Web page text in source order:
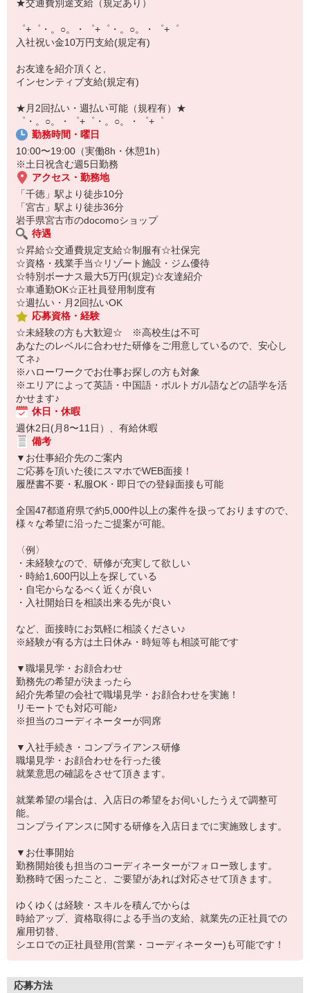
法人営業・アパレル販売・個別指導塾・人材紹介
▼人気案件も多数♪
短期・期間限定・オープニング・官公庁案件
上場/優良/大手企業など
【スマホ面接実施中】
￣￣￣￣￣￣￣￣￣
自宅に居ながらスマホでカンタン面接OK！
オンライン面談なのでスピード対応。
広く紹介可能♪
★交通費別途支給（規定あり）
゜+゜・。○。・゜+゜・。○。・゜+゜
入社祝い金10万円支給(規定有)
お友達を紹介頂くと,
インセンティブ支給(規定有)
★月2回払い・週払い可能（規程有）★
゜・。○。・゜+゜・。○。・゜+゜
勤務時間・曜日
10:00〜19:00（実働8h・休憩1h）
※土日祝含む週5日勤務
アクセス・勤務地
「千徳」駅より徒歩10分
「宮古」駅より徒歩36分
岩手県宮古市のdocomoショップ
待遇
☆昇給☆交通費規定支給☆制服有☆社保完
☆資格・残業手当☆リゾート施設・ジム優待
☆特別ボーナス最大5万円(規定)☆友達紹介
☆車通勤OK☆正社員登用制度有
☆週払い・月2回払いOK
応募資格・経験
☆未経験の方も大歓迎☆ ※高校生は不可
あなたのレベルに合わせた研修をご用意しているので、安心し
てネ♪
※ハローワークでお仕事お探しの方も対象
※エリアによって英語・中国語・ポルトガル語などの語学を活
かせます♪
休日・休暇
週休2日(月8〜11日）、有給休暇
備考
▼お仕事紹介先のご案内
ご応募を頂いた後にスマホでWEB面接！
履歴書不要・私服OK・即日での登録面接も可能
全国47都道府県で約5,000件以上の案件を扱っておりますので、
様々な希望に沿ったご提案が可能。
〈例〉
・未経験なので、研修が充実して欲しい
・時給1,600円以上を探している
・自宅からなるべく近くが良い
・入社開始日を相談出来る先が良い
など、面接時にお気軽に相談ください♪
※経験が有る方は土日休み・時短等も相談可能です
▼職場見学・お顔合わせ
勤務先の希望が決まったら
紹介先希望の会社で職場見学・お顔合わせを実施！
リモートでも対応可能♪
※担当のコーディネーターが同席
▼入社手続き・コンプライアンス研修
職場見学・お顔合わせを行った後
就業意思の確認をさせて頂きます。
就業希望の場合は、入店日の希望をお伺いしたうえで調整可
能。
コンプライアンスに関する研修を入店日までに実施致します。
▼お仕事開始
勤務開始後も担当のコーディネーターがフォロー致します。
勤務時で困ったこと、ご要望があれば対応させて頂きます。
ゆくゆくは経験・スキルを積んでからは
時給アップ、資格取得による手当の支給、就業先の正社員での
雇用切替、
シエロでの正社員登用(営業・コーディネーター)も可能です！
応募方法